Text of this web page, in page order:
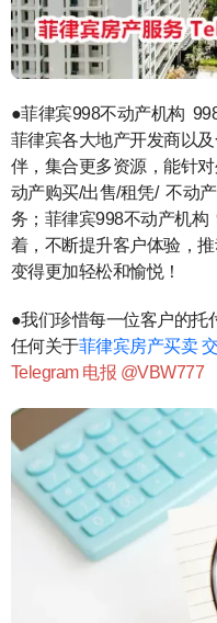
●菲律宾998不动产机构
菲律宾各大地产开发商以
伴，集合更多资源，能针
动产购买/出售/租凭/ 不动
务；菲律宾998不动产机构
着，不断提升客户体验，
变得更加轻松和愉悦！
●我们珍惜每一位客户的托
任何关于菲律宾房产买卖
Telegram 电报 @VBW777